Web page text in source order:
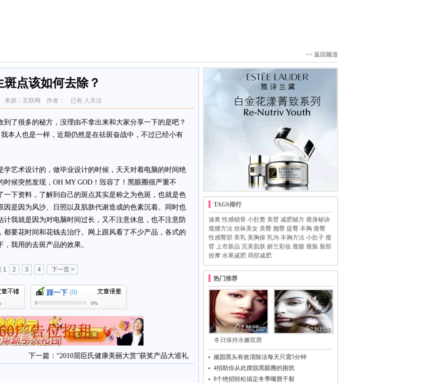
<< 返回频道
斑点该如何去除？
来源：互联网 作者： 已有 人关注
了很多的秘方，没理由不拿出来和大家分享一下的是吧？
本人也是一样，近期仍然是在祛斑奋战中，不过已经小有
艺术设计的，做毕业设计的时候，天天对着电脑的时间绝
候突然发现，OH MY GOD！毁容了！黑眼圈很严重不
下资料，了解到自己的斑点其实是称之为色斑，也就是色
是因为风沙、日照以及肌肤代谢造成的色素沉着。同时也
我就是因为对电脑时间过长，又不注意休息，也不注意防
要花时间和花钱去治疗。网上跟风看了不少产品，各式的
我用的去斑产品的效果。
1 2 3 4 下一页 >
踩一下 (0)
0%
下一篇： “2010屈臣氏健康美丽大赏”获奖产品大巡礼
TAGS排行
迪奥 性感锁骨 小肚赘 美臂 减肥秘方 瘦身秘诀
瘦腰方法 丝袜美女 美臀 翘臀 提臀 丰胸 瘦臀
性感臀部 美乳 美胸操 乳沟 丰胸方法 小肚子 瘦
臂 上市新品 完美肌肤 娇兰彩妆 瘦腹 瘦脸 脸部
按摩 水果减肥 局部减肥
热门推荐
冬日保持水嫩双唇
顽固黑头有效清除法每天只需5分钟
4招助你从此摆脱黑眼圈的困扰
8个绝招轻松搞定冬季嘴唇干裂